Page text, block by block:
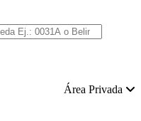
Área Privada